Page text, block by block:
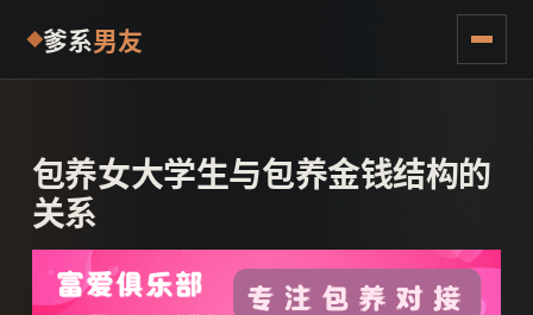
爹系男友
包养女大学生与包养金钱结构的
关系